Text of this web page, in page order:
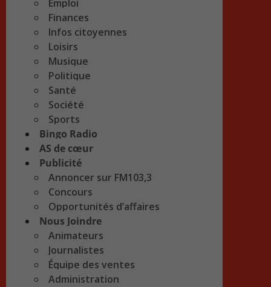
Emploi
Finances
Infos citoyennes
Loisirs
Musique
Politique
Santé
Société
Sports
Bingo Radio
AS de cœur
Publicité
Annoncer sur FM103,3
Concours
Opportunités d’affaires
Nous Joindre
Animateurs
Journalistes
Équipe des ventes
Administration